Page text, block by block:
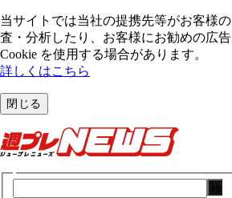
当サイトでは当社の提携先等がお客様
査・分析したり、お客様にお勧めの広
Cookie を使⽤する場合があります。
詳しくはこちら
閉じる